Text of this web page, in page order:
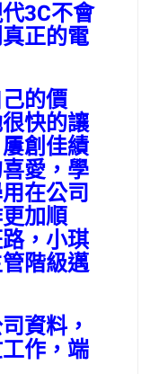
3C不會
正的電
的價
快的讓
創佳績
愛，學
在公司
加順
，小琪
階級邁
資料，
作，端